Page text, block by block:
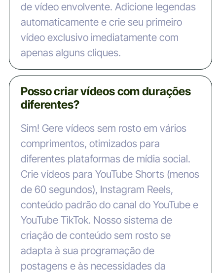
de vídeo envolvente. Adicione legendas
automaticamente e crie seu primeiro
vídeo exclusivo imediatamente com
apenas alguns cliques.
Posso criar vídeos com durações
diferentes?
Sim! Gere vídeos sem rosto em vários
comprimentos, otimizados para
diferentes plataformas de mídia social.
Crie vídeos para YouTube Shorts (menos
de 60 segundos), Instagram Reels,
conteúdo padrão do canal do YouTube e
YouTube TikTok. Nosso sistema de
criação de conteúdo sem rosto se
adapta à sua programação de
postagens e às necessidades da